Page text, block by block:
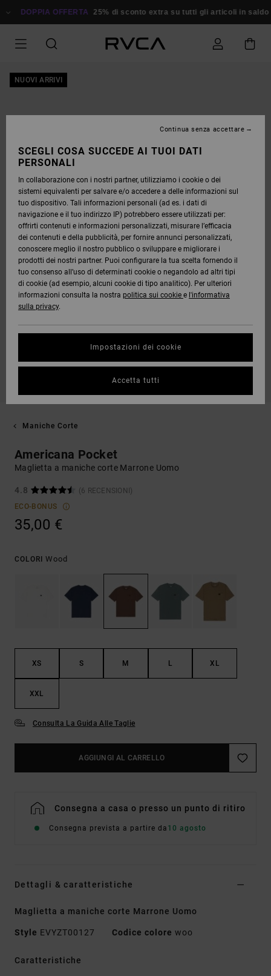
ALLE
DOPPIA OFFERTA 25% di sconto extra su tutti gli articoli in saldo
NUOVI ARRIVI
Maniche Corte
Americana Pocket
Maglietta a maniche corte Marrone Uomo
4.8
(6 RECENSIONI)
ECO-BONUS
35,00 €
COLORI Wood
XS S M L XL
XXL
Consulta La Guida Alle Taglie
AGGIUNGI AL CARRELLO
Consegna a casa o presso un punto di ritiro
Consegna prevista a partire da 10 agosto
Dettagli & caratteristiche
Maglietta a maniche corte Marrone Uomo
Style EVYZT00127 Codice colore woo
Caratteristiche
SCEGLI COSA SUCCEDE AI TUOI DATI
PERSONALI
In collaborazione con i nostri partner, utilizziamo i cookie o dei
sistemi equivalenti per salvare e/o accedere a delle informazioni sul
tuo dispositivo. Tali informazioni personali (ad es. i dati di
navigazione e il tuo indirizzo IP) potrebbero essere utilizzati per:
offrirti contenuti e informazioni personalizzati, misurare l’efficacia
dei contenuti e della pubblicità, per fornire annunci personalizzati,
conoscere meglio il nostro pubblico o sviluppare e migliorare i
prodotti dei nostri partner. Puoi configurare la tua scelta fornendo il
tuo consenso all’uso di determinati cookie o negandolo ad altri tipi
di cookie (ad esempio, alcuni cookie di tipo analitico). Per ulteriori
informazioni consulta la nostra politica sui cookie e l'informativa
sulla privacy.
Impostazioni dei cookie
Continua senza accettare
Accetta tutti